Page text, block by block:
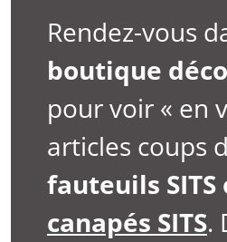
Rendez-vous
boutique
pour voir « en
articles coups
fauteuils SITS
canapés SITS.